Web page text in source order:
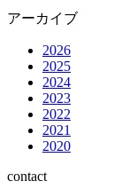
アーカイブ
2026
2025
2024
2023
2022
2021
2020
contact